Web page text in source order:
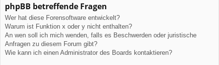
phpBB betreffende Fragen
Wer hat diese Forensoftware entwickelt?
Warum ist Funktion x oder y nicht enthalten?
An wen soll ich mich wenden, falls es Beschwerden oder juristische
Anfragen zu diesem Forum gibt?
Wie kann ich einen Administrator des Boards kontaktieren?